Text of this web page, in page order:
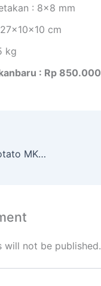
: 8×8 mm
cm
kg
: Rp 850.000
Jual Alat Cetak Long Potato MKS-MER2 di Pekanbaru
will not be published.